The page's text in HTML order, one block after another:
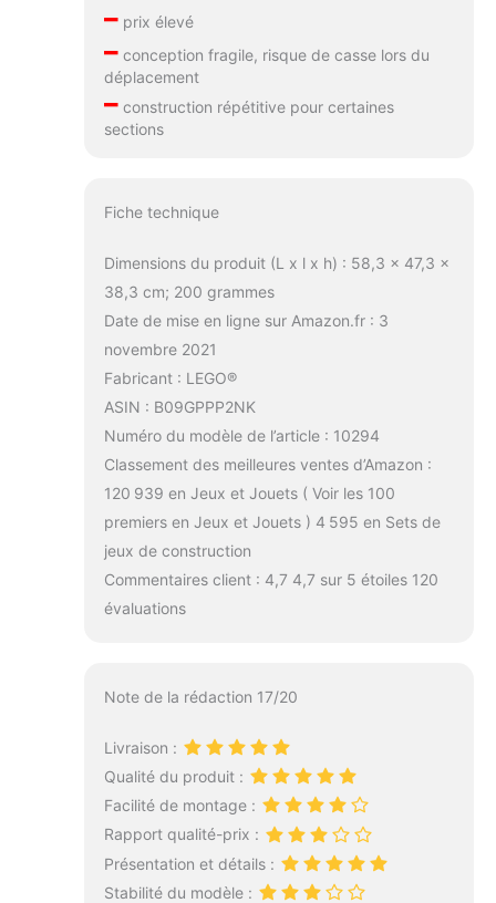
–prix élevé
–conception fragile, risque de casse lors du
déplacement
–construction répétitive pour certaines
sections
Fiche technique
Dimensions du produit (L x l x h) : 58,3 x 47,3 x
38,3 cm; 200 grammes
Date de mise en ligne sur Amazon.fr : 3
novembre 2021
Fabricant : LEGO®
ASIN : B09GPPP2NK
Numéro du modèle de l’article : 10294
Classement des meilleures ventes d’Amazon :
120 939 en Jeux et Jouets ( Voir les 100
premiers en Jeux et Jouets ) 4 595 en Sets de
jeux de construction
Commentaires client : 4,7 4,7 sur 5 étoiles 120
évaluations
Note de la rédaction 17/20
Livraison :
Qualité du produit :
Facilité de montage :
Rapport qualité-prix :
Présentation et détails :
Stabilité du modèle :